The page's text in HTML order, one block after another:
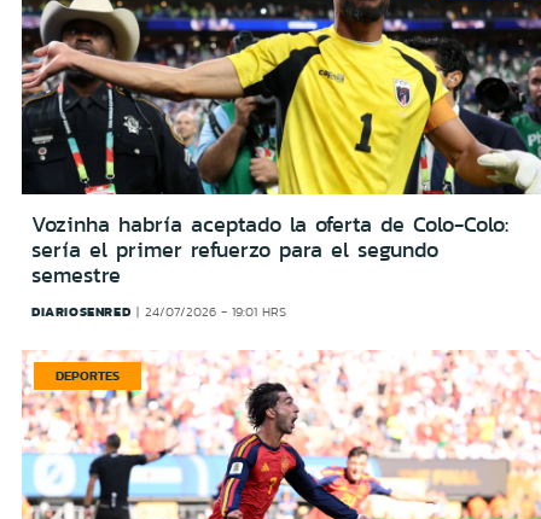
Vozinha habría aceptado la oferta de Colo-Colo:
sería el primer refuerzo para el segundo
semestre
DIARIOSENRED 24/07/2026 - 19:01 HRS
DEPORTES